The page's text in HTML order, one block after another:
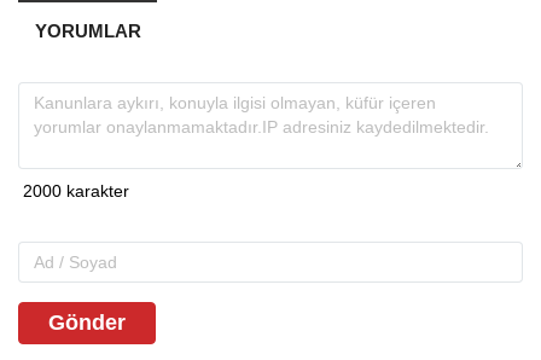
YORUMLAR
Gönder